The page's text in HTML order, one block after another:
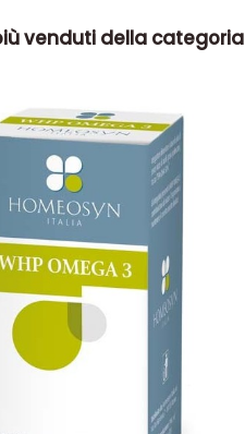
venduti della categoria